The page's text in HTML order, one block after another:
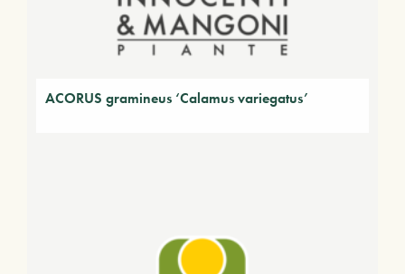
ACORUS gramineus ‘Calamus variegatus’